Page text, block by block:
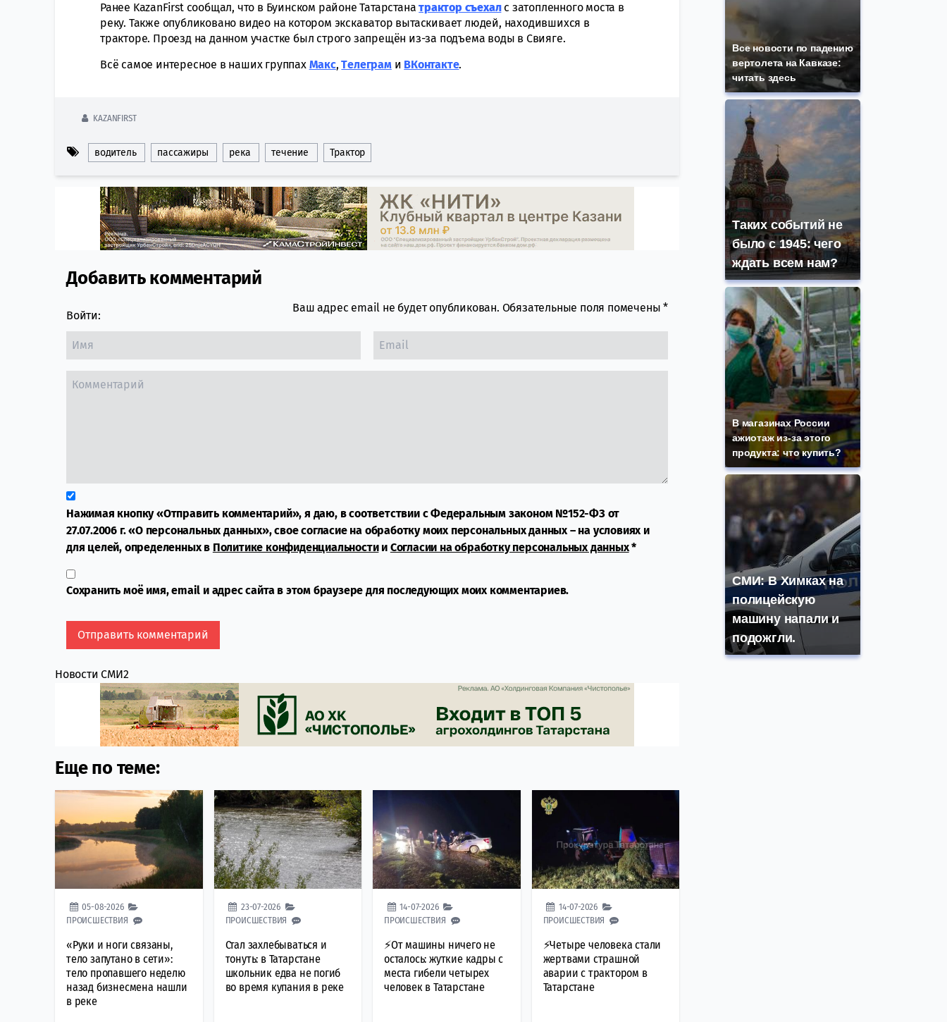
Ранее KazanFirst сообщал, что в Буинском районе Татарстанатрактор съехалс затопленного моста в
реку. Также опубликовано видео на котором экскаватор вытаскивает людей, находившихся в
тракторе. Проезд на данном участке был строго запрещён из-за подъема воды в Свияге.
Всё самое интересное в наших группах Макс,Tелеграми ВКонтакте.
KAZANFIRST
водитель пассажиры река течение Трактор
Comment section
Добавить комментарий
Войти:
Ваш адрес email не будет опубликован. Обязательные поля помечены*
Нажимая кнопку «Отправить комментарий», я даю, в соответствии с Федеральным законом №152-ФЗ от
27.07.2006 г. «О персональных данных», свое согласие на обработку моих персональных данных – на условиях и
для целей, определенных в Политике конфиденциальностии Согласии на обработку персональных данных*
Сохранить моё имя, email и адрес сайта в этом браузере для последующих моих комментариев.
Новости СМИ2
Еще по теме:
05-08-2026
ПРОИСШЕСТВИЯ
«Руки и ноги связаны,
тело запутано в сети»:
тело пропавшего неделю
назад бизнесмена нашли
в реке
23-07-2026
ПРОИСШЕСТВИЯ
Стал захлебываться и
тонуть: в Татарстане
школьник едва не погиб
во время купания в реке
14-07-2026
ПРОИСШЕСТВИЯ
⚡От машины ничего не
осталось: жуткие кадры с
места гибели четырех
человек в Татарстане
14-07-2026
ПРОИСШЕСТВИЯ
⚡Четыре человека стали
жертвами страшной
аварии с трактором в
Татарстане
Все новости по падению
вертолета на Кавказе:
читать здесь
Таких событий не
было с 1945: чего
ждать всем нам?
В магазинах России
ажиотаж из-за этого
продукта: что купить?
СМИ: В Химках на
полицейскую
машину напали и
подожгли.